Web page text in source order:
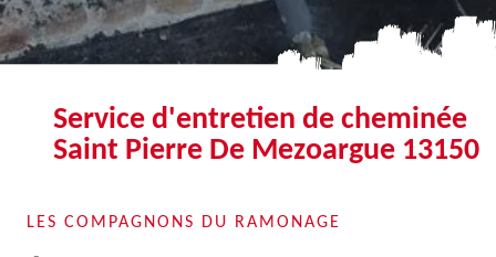
Service d'entretien de cheminée
Saint Pierre De Mezoargue 13150
LES COMPAGNONS DU RAMONAGE